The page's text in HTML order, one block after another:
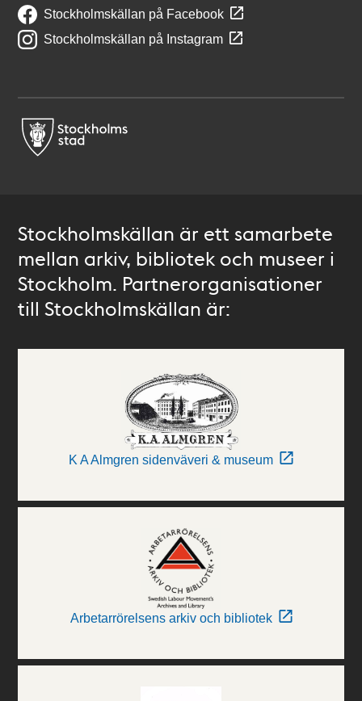
Stockholmskällan på Facebook
Stockholmskällan på Instagram
Stockholmskällan är ett samarbete
mellan arkiv, bibliotek och museer i
Stockholm. Partnerorganisationer
till Stockholmskällan är:
K A Almgren sidenväveri & museum
Arbetarrörelsens arkiv och bibliotek